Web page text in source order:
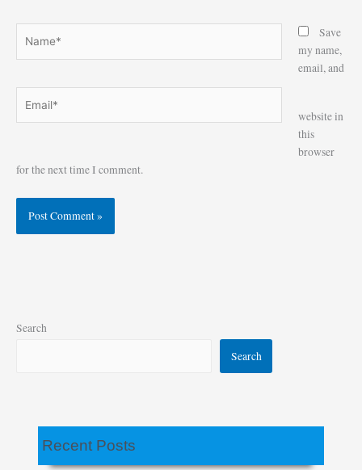
Save
my name,
email, and
website in
this
browser
for the next time I comment.
Search
Search
Recent Posts